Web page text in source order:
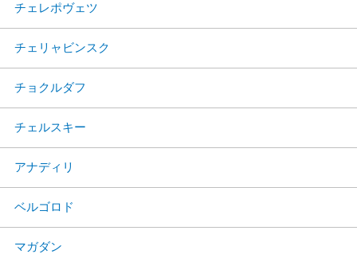
チェレポヴェツ
チェリャビンスク
チョクルダフ
チェルスキー
アナディリ
ベルゴロド
マガダン